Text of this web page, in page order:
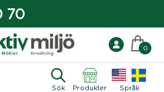
70
Sök Produkter Språk
0